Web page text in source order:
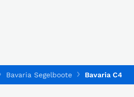
Bavaria Segelboote Bavaria C45